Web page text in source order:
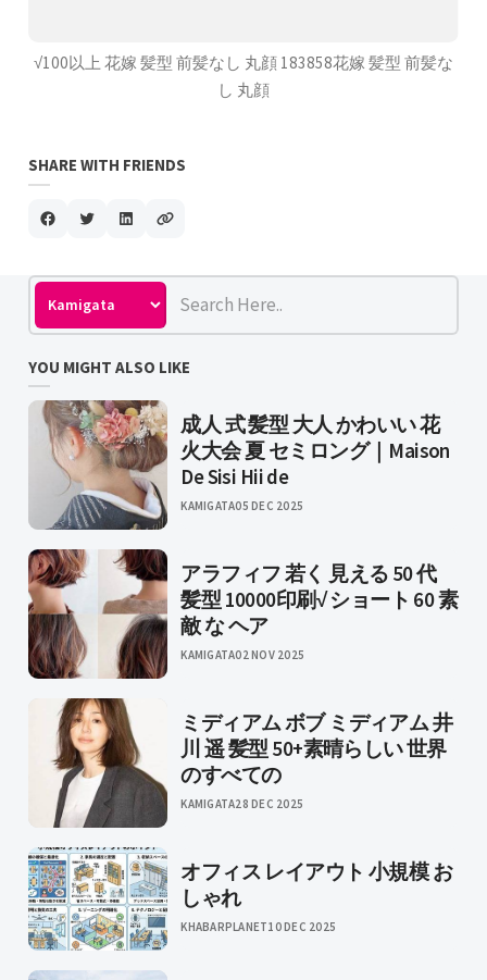
√100以上 花嫁 髪型 前髪なし 丸顔 183858花嫁 髪型 前髪な
し 丸顔
SHARE WITH FRIENDS
YOU MIGHT ALSO LIKE
成人 式 髪型 大人 かわいい 花
火大会 夏 セミロング｜Maison
De Sisi Hii de
KAMIGATA05 DEC 2025
アラフィフ 若く 見える 50 代
髪型 10000印刷√ ショート 60 素
敵 な ヘア
KAMIGATA02 NOV 2025
ミディアム ボブ ミディアム 井
川 遥 髪型 50+素晴らしい 世界
のすべての
KAMIGATA28 DEC 2025
オフィス レイアウト 小規模 お
しゃれ
KHABARPLANET10 DEC 2025